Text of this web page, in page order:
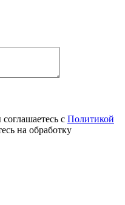
с Политикой
на обработку